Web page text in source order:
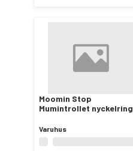
Moomin Stop
Mumintrollet nyckelring
Varuhus